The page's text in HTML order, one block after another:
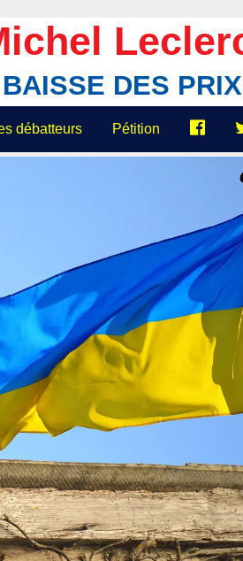
DES
débatteurs Pétition